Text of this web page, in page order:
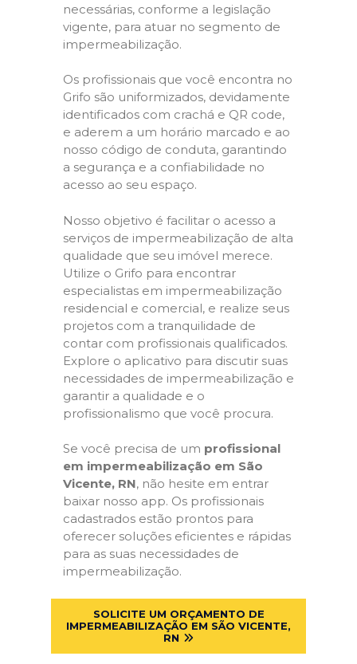
necessárias, conforme a legislação
vigente, para atuar no segmento de
impermeabilização.
Os profissionais que você encontra no
Grifo são uniformizados, devidamente
identificados com crachá e QR code,
e aderem a um horário marcado e ao
nosso código de conduta, garantindo
a segurança e a confiabilidade no
acesso ao seu espaço.
Nosso objetivo é facilitar o acesso a
serviços de impermeabilização de alta
qualidade que seu imóvel merece.
Utilize o Grifo para encontrar
especialistas em impermeabilização
residencial e comercial, e realize seus
projetos com a tranquilidade de
contar com profissionais qualificados.
Explore o aplicativo para discutir suas
necessidades de impermeabilização e
garantir a qualidade e o
profissionalismo que você procura.
Se você precisa de um profissional
em impermeabilização em São
Vicente, RN, não hesite em entrar
baixar nosso app. Os profissionais
cadastrados estão prontos para
oferecer soluções eficientes e rápidas
para as suas necessidades de
impermeabilização.
SOLICITE UM ORÇAMENTO DE
IMPERMEABILIZAÇÃO EM SÃO VICENTE,
RN